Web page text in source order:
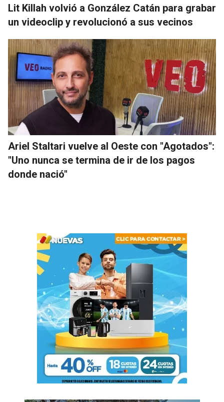
Lit Killah volvió a González Catán para grabar
un videoclip y revolucionó a sus vecinos
Ariel Staltari vuelve al Oeste con "Agotados":
"Uno nunca se termina de ir de los pagos
donde nació"